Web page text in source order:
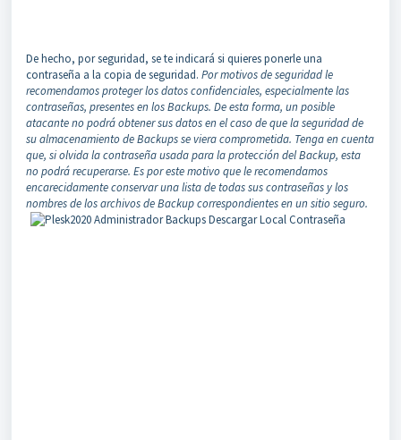
De hecho, por seguridad, se te indicará si quieres ponerle una
contraseña a la copia de seguridad. Por motivos de seguridad le
recomendamos proteger los datos confidenciales, especialmente las
contraseñas, presentes en los Backups. De esta forma, un posible
atacante no podrá obtener sus datos en el caso de que la seguridad de
su almacenamiento de Backups se viera comprometida. Tenga en cuenta
que, si olvida la contraseña usada para la protección del Backup, esta
no podrá recuperarse. Es por este motivo que le recomendamos
encarecidamente conservar una lista de todas sus contraseñas y los
nombres de los archivos de Backup correspondientes en un sitio seguro.